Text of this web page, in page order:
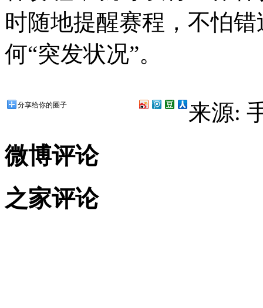
时随地提醒赛程，不怕
何“突发状况”。
分享给你的圈子 来源:
微博评论
之家评论